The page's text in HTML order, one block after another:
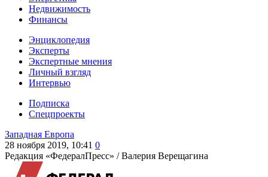
Недвижимость
Финансы
Энциклопедия
Эксперты
Экспертные мнения
Личный взгляд
Интервью
Подписка
Спецпроекты
Западная Европа
28 ноября 2019, 10:41 0
Редакция «ФедералПресс» /Валерия Верещагина